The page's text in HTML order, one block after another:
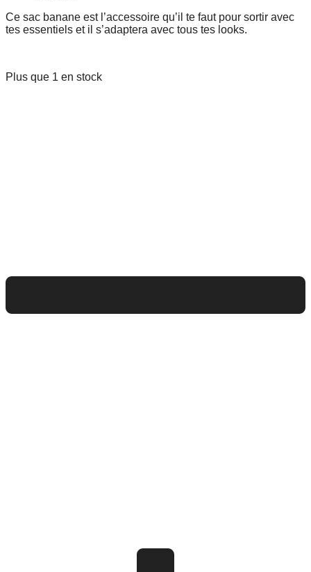
Ce sac banane est l’accessoire qu’il te faut pour sortir avec
tes essentiels et il s’adaptera avec tous tes looks.
Plus que 1 en stock